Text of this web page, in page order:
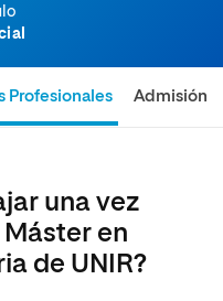
Profesionales Admisión
una vez
en
de UNIR?